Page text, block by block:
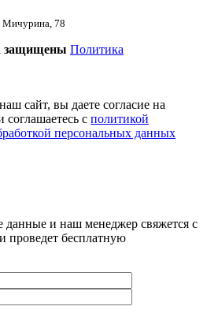
Мичурина, 78
защищены Политика
сайт, вы даете согласие на
соглашаетесь с политикой
персональных данных
данные и наш менеджер свяжется с
проведет бесплатную